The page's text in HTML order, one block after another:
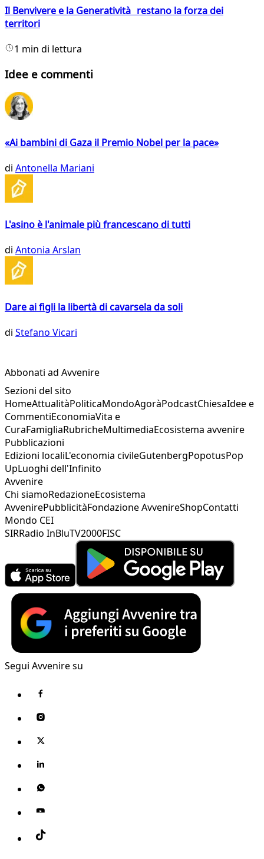
Il Benvivere e la Generatività restano la forza dei
territori
1 min di lettura
Idee e commenti
«Ai bambini di Gaza il Premio Nobel per la pace»
di Antonella Mariani
L'asino è l'animale più francescano di tutti
di Antonia Arslan
Dare ai figli la libertà di cavarsela da soli
di Stefano Vicari
Abbonati ad Avvenire
Sezioni del sito
HomeAttualitàPoliticaMondoAgoràPodcastChiesaIdee e
CommentiEconomiaVita e
CuraFamigliaRubricheMultimediaEcosistema avvenire
Pubblicazioni
Edizioni localiL'economia civileGutenbergPopotusPop
UpLuoghi dell'Infinito
Avvenire
Chi siamoRedazioneEcosistema
AvvenirePubblicitàFondazione AvvenireShopContatti
Mondo CEI
SIRRadio InBluTV2000FISC
Segui Avvenire su